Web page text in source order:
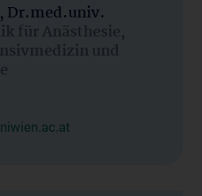
Dr.med.univ.
für Anästhesie,
und